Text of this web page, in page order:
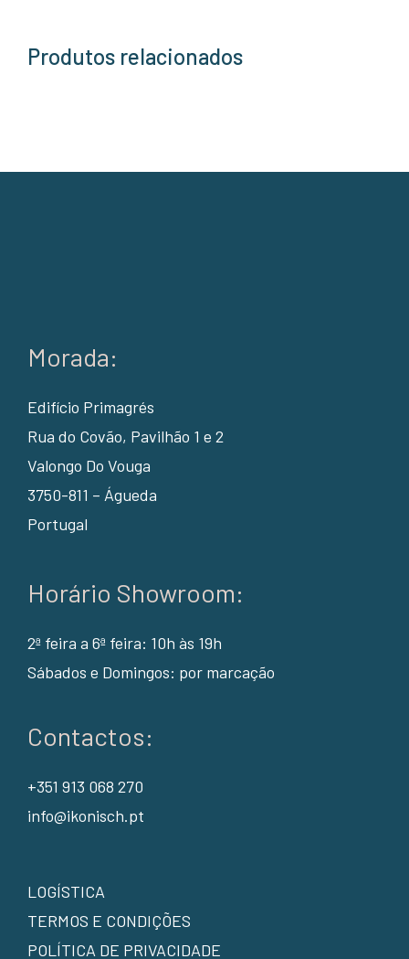
Produtos relacionados
Morada:
Edifício Primagrés
Rua do Covão, Pavilhão 1 e 2
Valongo Do Vouga
3750-811 – Águeda
Portugal
Horário Showroom:
2ª feira a 6ª feira: 10h às 19h
Sábados e Domingos: por marcação
Contactos:
+351 913 068 270
info@ikonisch.pt
LOGÍSTICA
TERMOS E CONDIÇÕES
POLÍTICA DE PRIVACIDADE